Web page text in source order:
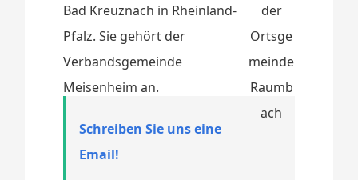
Bad Kreuznach in Rheinland-
Pfalz. Sie gehört der
Verbandsgemeinde
Meisenheim an.
Schreiben Sie uns eine
Email!